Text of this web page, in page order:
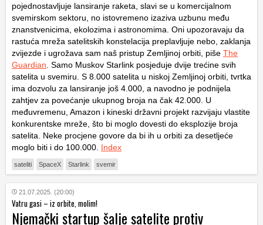
pojednostavljuje lansiranje raketa, slavi se u komercijalnom
svemirskom sektoru, no istovremeno izaziva uzbunu među
znanstvenicima, ekolozima i astronomima. Oni upozoravaju da
rastuća mreža satelitskih konstelacija preplavljuje nebo, zaklanja
zvijezde i ugrožava sam naš pristup Zemljinoj orbiti, piše The
Guardian . Samo Muskov Starlink posjeduje dvije trećine svih
satelita u svemiru. S 8.000 satelita u niskoj Zemljinoj orbiti, tvrtka
ima dozvolu za lansiranje još 4.000, a navodno je podnijela
zahtjev za povećanje ukupnog broja na čak 42.000. U
međuvremenu, Amazon i kineski državni projekt razvijaju vlastite
konkurentske mreže, što bi moglo dovesti do eksplozije broja
satelita. Neke procjene govore da bi ih u orbiti za desetljeće
moglo biti i do 100.000. Index
sateliti SpaceX Starlink svemir
21.07.2025. (20:00)
Vatru gasi – iz orbite, molim!
Njemački startup šalje satelite protiv